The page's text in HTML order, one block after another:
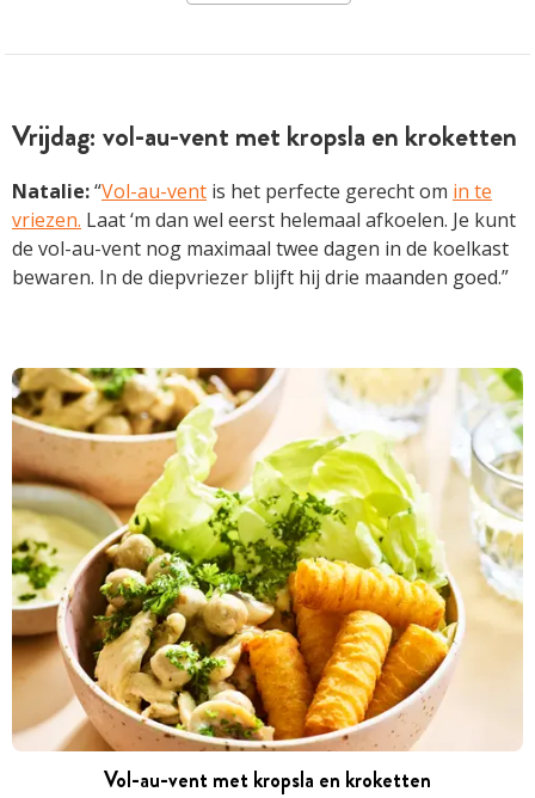
Vrijdag: vol-au-vent met kropsla en kroketten
Natalie:“Vol-au-vent is het perfecte gerecht om in te
vriezen. Laat ‘m dan wel eerst helemaal afkoelen. Je kunt
de vol-au-vent nog maximaal twee dagen in de koelkast
bewaren. In de diepvriezer blijft hij drie maanden goed.”
Vol-au-vent met kropsla en kroketten